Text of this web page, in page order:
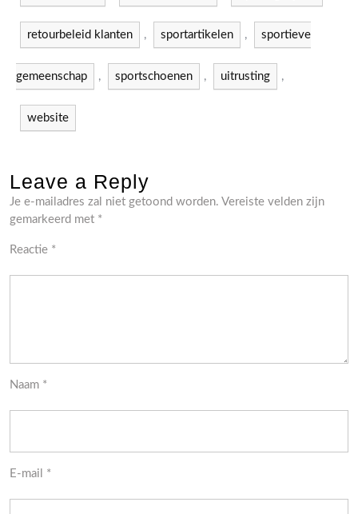
retourbeleid klanten , sportartikelen , sportieve
gemeenschap , sportschoenen , uitrusting ,
website
Leave a Reply
Je e-mailadres zal niet getoond worden. Vereiste velden zijn
gemarkeerd met *
Reactie *
Naam *
E-mail *